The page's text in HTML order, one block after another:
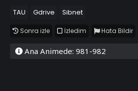
TAU Gdrive Sibnet
Sonra izle İzledim Hata Bildir
Ana Animede: 981-982